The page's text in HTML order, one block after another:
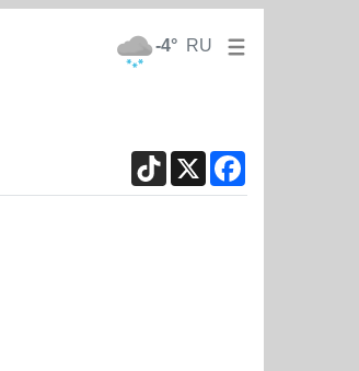
-4° RU
TikTok
X